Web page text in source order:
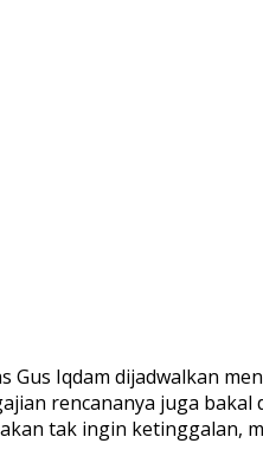
Gus Iqdam dijadwalkan
rencananya juga
tak ingin